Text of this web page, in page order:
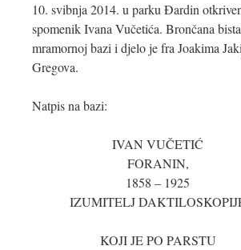
10. svibnja 2014. u parku Đardin
spomenik Ivana Vučetića. Brončana
mramornoj bazi i djelo je fra Joakima
Gregova.
Natpis na bazi:
IVAN VUČETIĆ
FORANIN,
1858 – 1925
IZUMITELJ
KOJI JE PO PARSTU